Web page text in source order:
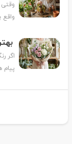
اگر
پیام